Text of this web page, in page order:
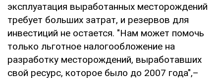
эксплуатация выработанных месторождений
требует больших затрат, и резервов для
инвестиций не остается. "Нам может помочь
только льготное налогообложение на
разработку месторождений, выработавших
свой ресурс, которое было до 2007 года",–